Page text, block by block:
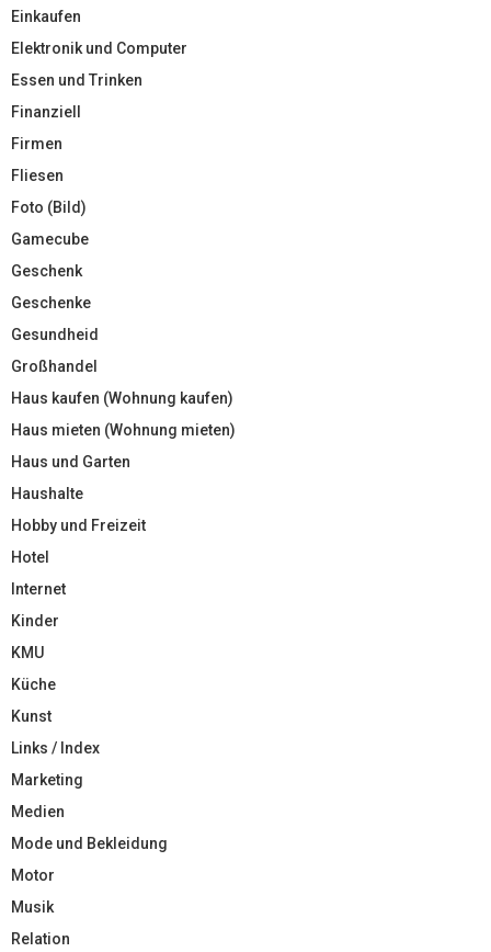
Einkaufen
Elektronik und Computer
Essen und Trinken
Finanziell
Firmen
Fliesen
Foto (Bild)
Gamecube
Geschenk
Geschenke
Gesundheid
Großhandel
Haus kaufen (Wohnung kaufen)
Haus mieten (Wohnung mieten)
Haus und Garten
Haushalte
Hobby und Freizeit
Hotel
Internet
Kinder
KMU
Küche
Kunst
Links / Index
Marketing
Medien
Mode und Bekleidung
Motor
Musik
Relation